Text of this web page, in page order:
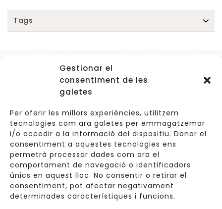
Gestionar el
consentiment de les
galetes
Per oferir les millors experiències, utilitzem
tecnologies com ara galetes per emmagatzemar
i/o accedir a la informació del dispositiu. Donar el
consentiment a aquestes tecnologies ens
permetrà processar dades com ara el
comportament de navegació o identificadors
únics en aquest lloc. No consentir o retirar el
consentiment, pot afectar negativament
determinades característiques i funcions.
Tags
Carrer de Valldoreix 45, 08172 Sant Cugat del Vallès
933 157 807 | 691967537
info@cuinetes.shop